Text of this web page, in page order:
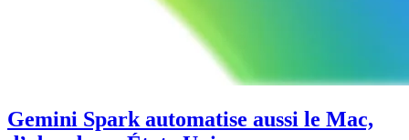
Gemini Spark automatise aussi le Mac,